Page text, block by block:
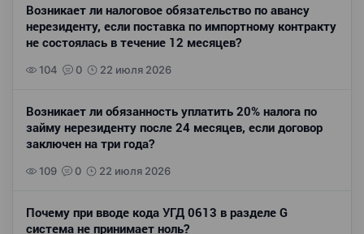
Возникает ли налоговое обязательство по авансу
нерезиденту, если поставка по импортному контракту
не состоялась в течение 12 месяцев?
104 0 22 июля 2026
Возникает ли обязанность уплатить 20% налога по
займу нерезиденту после 24 месяцев, если договор
заключен на три года?
109 0 22 июля 2026
Почему при вводе кода УГД 0613 в разделе G
система не принимает ноль?